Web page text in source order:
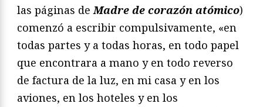
las páginas deMadre de corazón atómico)
comenzó a escribir compulsivamente, «en
todas partes y a todas horas, en todo papel
que encontrara a mano y en todo reverso
de factura de la luz, en mi casa y en los
aviones, en los hoteles y en los